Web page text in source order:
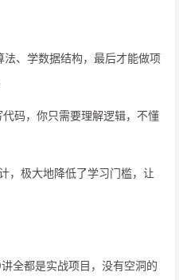
、学数据结构，最后才能做项
码，你只需要理解逻辑，不懂
，极大地降低了学习门槛，让
全都是实战项目，没有空洞的